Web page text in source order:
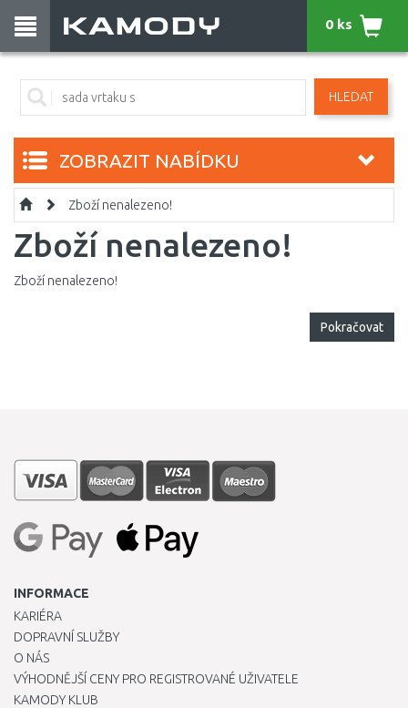
HLEDAT
0 ks
ZOBRAZIT NABÍDKU
Zboží nenalezeno!
Zboží nenalezeno!
Zboží nenalezeno!
Pokračovat
INFORMACE
KARIÉRA
DOPRAVNÍ SLUŽBY
O NÁS
VÝHODNĚJŠÍ CENY PRO REGISTROVANÉ UŽIVATELE
KAMODY KLUB